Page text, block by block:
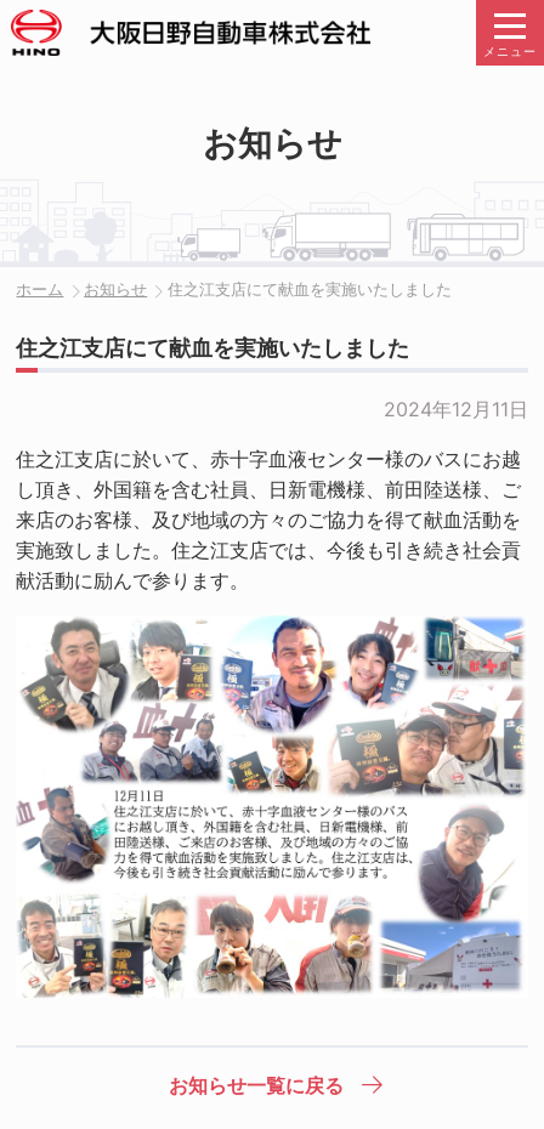
メニュー
お知らせ
ホーム お知らせ 住之江支店にて献血を実施いたしました
住之江支店にて献血を実施いたしました
2024年12月11日
住之江支店に於いて、赤十字血液センター様のバスにお越
し頂き、外国籍を含む社員、日新電機様、前田陸送様、ご
来店のお客様、及び地域の方々のご協力を得て献血活動を
実施致しました。住之江支店では、今後も引き続き社会貢
献活動に励んで参ります。
お知らせ一覧に戻る